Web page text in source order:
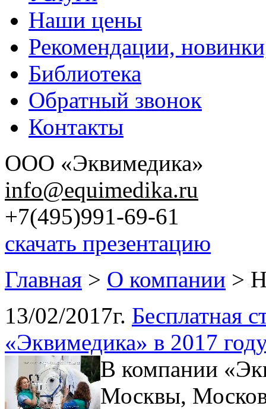
Наши цены
Рекомендации,
Библиотека
Обратный звонок
Контакты
ООО «Эквимедика»
info@equimedika.ru
+7(495)991-69-61
скачать презентацию
Главная > О компании >
13/02/2017г. Бесплатная
«Эквимедика» в 2017
В компании
Москвы,